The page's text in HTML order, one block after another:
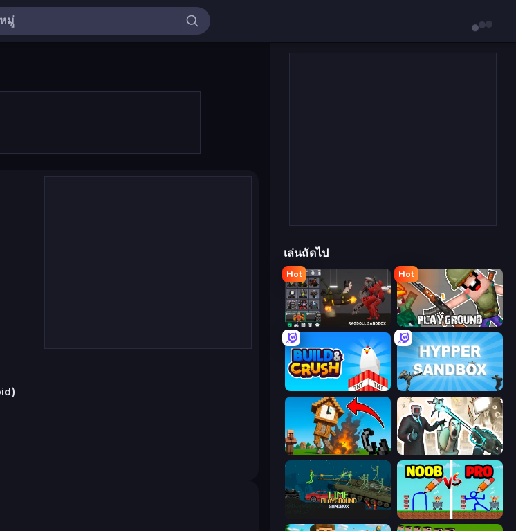
เล่นถัดไป
Hot
Last Play: Ragdoll Sandbox
Hot
Playground
Build and Crush Hypper Sandbox
Noob Fuse Skibidi Toilets: Infection
DOP Noob: Draw to Save